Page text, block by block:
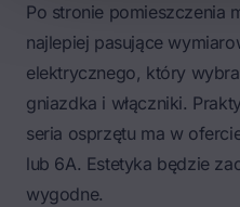
Po stronie pomieszczenia
najlepiej pasujące
elektrycznego, który
gniazdka i włączniki.
seria osprzętu ma w
lub 6A. Estetyka będzie
wygodne.